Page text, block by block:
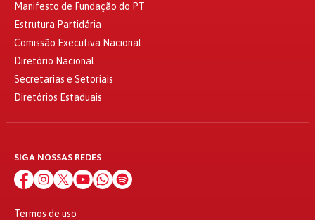
Manifesto de Fundação do PT
Estrutura Partidária
Comissão Executiva Nacional
Diretório Nacional
Secretarias e Setoriais
Diretórios Estaduais
SIGA NOSSAS REDES
Termos de uso